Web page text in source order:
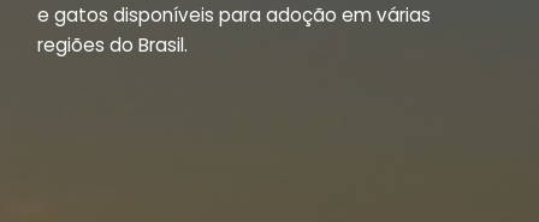
e gatos disponíveis para adoção em várias
regiões do Brasil.